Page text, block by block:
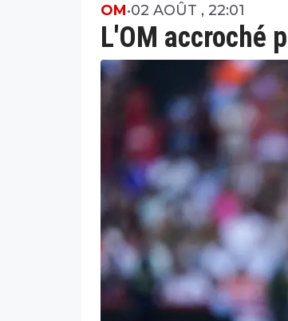
L'OM accroché
OM•02 AOÛT , 22:01